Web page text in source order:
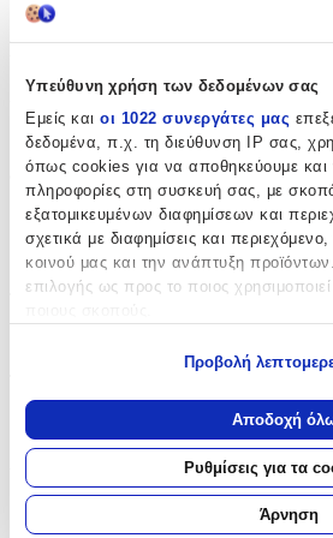
Υπεύθυνη χρήση των δεδομένων σας
Εμείς και οι 1022 συνεργάτες μας
δεδομένα, π.χ. τη διεύθυνση IP σας,
όπως cookies για να αποθηκεύουμε
πληροφορίες στη συσκευή σας, με
εξατομικευμένων διαφημίσεων και
σχετικά με διαφημίσεις και
κοινού μας και την ανάπτυξη
επιλογής ως προς το ποιος
Εάν μας επιτρέπετε, θα θέλαμε επίσης:
τοποθεσία, οι οποίες μπορεί να
Να αναγνωρίσουμε τη συσκευή
συγκεκριμένα χαρακτηριστικά
Μάθετε περισσότερα σχετικά με τον
προσωπικών σας δεδομένων και
Προβολή
Αποδοχή
Ρυθμίσεις για τα
Άρνηση
Βασικά Χαρακτηριστικά
Χρώμα:
Πράσινο
Φύλο:
Αγόρι
Κορίτσι
Λίτρα